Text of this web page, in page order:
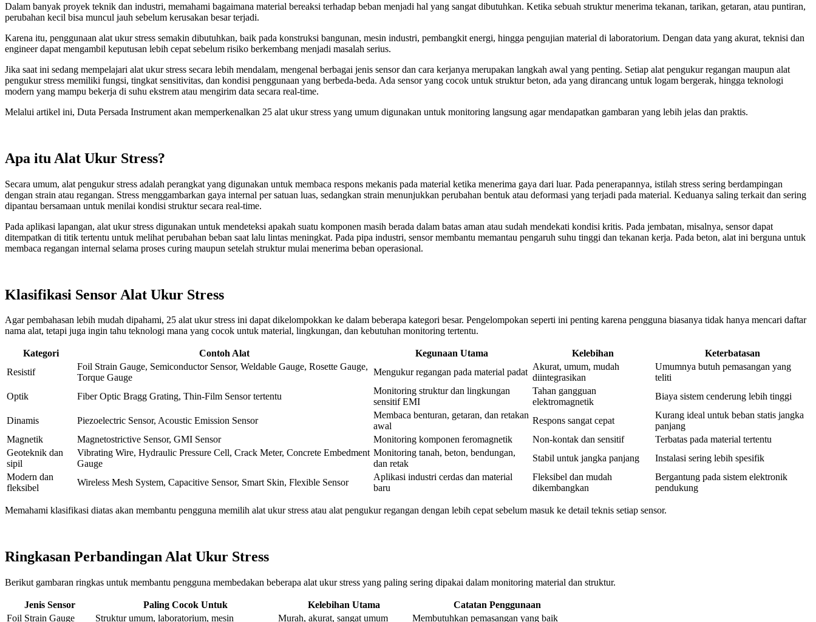
Dalam banyak proyek teknik dan industri, memahami bagaimana material bereaksi terhadap beban menjadi hal yang sangat dibutuhkan. Ketika sebuah struktur menerima tekanan, tarikan, getaran, atau puntiran,
perubahan kecil bisa muncul jauh sebelum kerusakan besar terjadi.
Karena itu, penggunaan alat ukur stress semakin dibutuhkan, baik pada konstruksi bangunan, mesin industri, pembangkit energi, hingga pengujian material di laboratorium. Dengan data yang akurat, teknisi dan
engineer dapat mengambil keputusan lebih cepat sebelum risiko berkembang menjadi masalah serius.
Jika saat ini sedang mempelajari alat ukur stress secara lebih mendalam, mengenal berbagai jenis sensor dan cara kerjanya merupakan langkah awal yang penting. Setiap alat pengukur regangan maupun alat
pengukur stress memiliki fungsi, tingkat sensitivitas, dan kondisi penggunaan yang berbeda-beda. Ada sensor yang cocok untuk struktur beton, ada yang dirancang untuk logam bergerak, hingga teknologi
modern yang mampu bekerja di suhu ekstrem atau mengirim data secara real-time.
Melalui artikel ini, Duta Persada Instrument akan memperkenalkan 25 alat ukur stress yang umum digunakan untuk monitoring langsung agar mendapatkan gambaran yang lebih jelas dan praktis.
Apa itu Alat Ukur Stress?
Secara umum, alat pengukur stress adalah perangkat yang digunakan untuk membaca respons mekanis pada material ketika menerima gaya dari luar. Pada penerapannya, istilah stress sering berdampingan
dengan strain atau regangan. Stress menggambarkan gaya internal per satuan luas, sedangkan strain menunjukkan perubahan bentuk atau deformasi yang terjadi pada material. Keduanya saling terkait dan sering
dipantau bersamaan untuk menilai kondisi struktur secara real-time.
Pada aplikasi lapangan, alat ukur stress digunakan untuk mendeteksi apakah suatu komponen masih berada dalam batas aman atau sudah mendekati kondisi kritis. Pada jembatan, misalnya, sensor dapat
ditempatkan di titik tertentu untuk melihat perubahan beban saat lalu lintas meningkat. Pada pipa industri, sensor membantu memantau pengaruh suhu tinggi dan tekanan kerja. Pada beton, alat ini berguna untuk
membaca regangan internal selama proses curing maupun setelah struktur mulai menerima beban operasional.
Klasifikasi Sensor Alat Ukur Stress
Agar pembahasan lebih mudah dipahami, 25 alat ukur stress ini dapat dikelompokkan ke dalam beberapa kategori besar. Pengelompokan seperti ini penting karena pengguna biasanya tidak hanya mencari daftar
nama alat, tetapi juga ingin tahu teknologi mana yang cocok untuk material, lingkungan, dan kebutuhan monitoring tertentu.
Kategori Contoh Alat Kegunaan Utama Kelebihan
Keterbatasan
Resistif
Foil Strain Gauge, Semiconductor Sensor, Weldable Gauge, Rosette Gauge,
Torque Gauge
Mengukur regangan pada material padat
Akurat, umum, mudah
diintegrasikan
Umumnya butuh pemasangan yang
teliti
Optik
Fiber Optic Bragg Grating, Thin-Film Sensor tertentu
Monitoring struktur dan lingkungan
sensitif EMI
Tahan gangguan
elektromagnetik
Biaya sistem cenderung lebih tinggi
Dinamis Piezoelectric Sensor, Acoustic Emission Sensor
Membaca benturan, getaran, dan retakan
awal
Respons sangat cepat
Kurang ideal untuk beban statis jangka
panjang
Magnetik
Magnetostrictive Sensor, GMI Sensor Monitoring komponen feromagnetik Non-kontak dan sensitif
Terbatas pada material tertentu
Geoteknik dan
sipil
Vibrating Wire, Hydraulic Pressure Cell, Crack Meter, Concrete Embedment
Gauge
Monitoring tanah, beton, bendungan,
dan retak
Stabil untuk jangka panjang
Instalasi sering lebih spesifik
Modern dan
fleksibel
Wireless Mesh System, Capacitive Sensor, Smart Skin, Flexible Sensor
Aplikasi industri cerdas dan material
baru
Fleksibel dan mudah
dikembangkan
Bergantung pada sistem elektronik
pendukung
Memahami klasifikasi diatas akan membantu pengguna memilih alat ukur stress atau alat pengukur regangan dengan lebih cepat sebelum masuk ke detail teknis setiap sensor.
Ringkasan Perbandingan Alat Ukur Stress
Berikut gambaran ringkas untuk membantu pengguna membedakan beberapa alat ukur stress yang paling sering dipakai dalam monitoring material dan struktur.
Jenis Sensor Paling Cocok Untuk Kelebihan Utama
Catatan Penggunaan
Foil Strain Gauge
Struktur umum, laboratorium, mesin Murah, akurat, sangat umum
Membutuhkan pemasangan yang baik